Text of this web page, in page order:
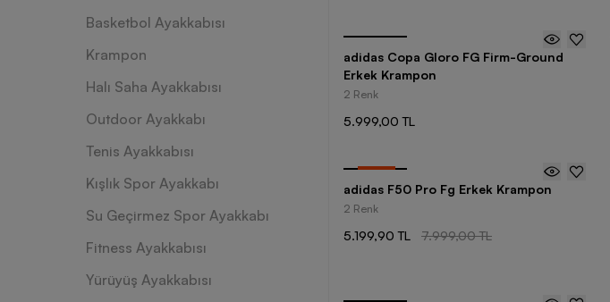
Basketbol Ayakkabısı
Krampon
Halı Saha Ayakkabısı
Outdoor Ayakkabı
Tenis Ayakkabısı
Kışlık Spor Ayakkabı
Su Geçirmez Spor Ayakkabı
Fitness Ayakkabısı
Yürüyüş Ayakkabısı
adidas Copa Gloro FG Firm-Ground
Erkek Krampon
2 Renk
5.999,00 TL
adidas F50 Pro Fg Erkek Krampon
2 Renk
5.199,90 TL 7.999,00 TL